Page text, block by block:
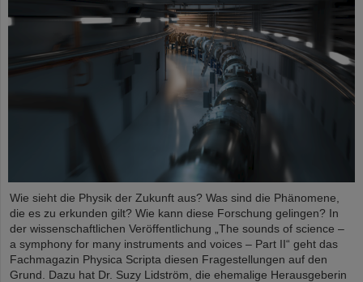
Wie sieht die Physik der Zukunft aus? Was sind die Phänomene,
die es zu erkunden gilt? Wie kann diese Forschung gelingen? In
der wissenschaftlichen Veröffentlichung „The sounds of science –
a symphony for many instruments and voices – Part II“ geht das
Fachmagazin Physica Scripta diesen Fragestellungen auf den
Grund. Dazu hat Dr. Suzy Lidström, die ehemalige Herausgeberin